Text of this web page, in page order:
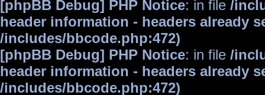
[phpBB Debug] PHP Notice: in file /
header information - headers already
/includes/bbcode.php:472)
[phpBB Debug] PHP Notice: in file /
header information - headers already
/includes/bbcode.php:472)